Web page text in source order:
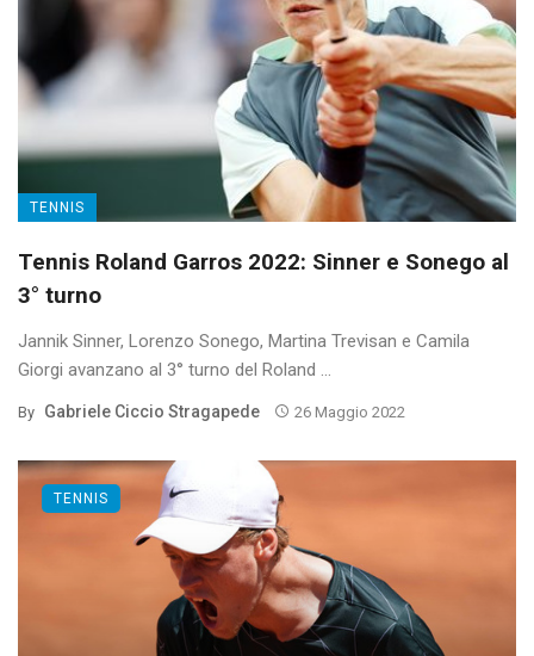
TENNIS
Tennis Roland Garros 2022: Sinner e Sonego al
3° turno
Jannik Sinner, Lorenzo Sonego, Martina Trevisan e Camila
Giorgi avanzano al 3° turno del Roland ...
By Gabriele Ciccio Stragapede 26 Maggio 2022
TENNIS